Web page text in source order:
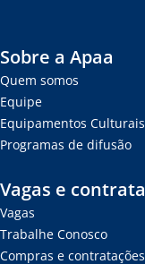
Sobre a Apaa
Quem somos
Equipe
Equipamentos Culturais
Programas de difusão
Vagas e
Vagas
Trabalhe Conosco
Compras e contratações